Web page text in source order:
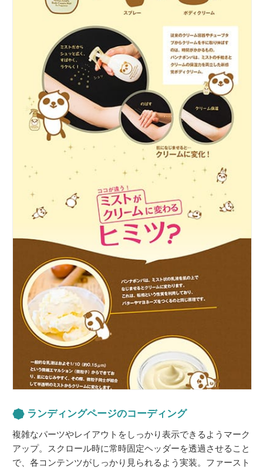
ランディングページのコーディング
複雑なパーツやレイアウトをしっかり表示できるようマーク
アップ。スクロール時に常時固定ヘッダーを透過させること
で、各コンテンツがしっかり見られるよう実装。ファースト